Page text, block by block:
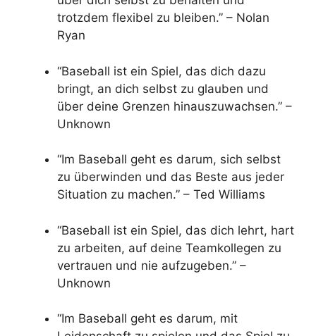
trotzdem flexibel zu bleiben.” – Nolan
Ryan
“Baseball ist ein Spiel, das dich dazu
bringt, an dich selbst zu glauben und
über deine Grenzen hinauszuwachsen.” –
Unknown
“Im Baseball geht es darum, sich selbst
zu überwinden und das Beste aus jeder
Situation zu machen.” – Ted Williams
“Baseball ist ein Spiel, das dich lehrt, hart
zu arbeiten, auf deine Teamkollegen zu
vertrauen und nie aufzugeben.” –
Unknown
“Im Baseball geht es darum, mit